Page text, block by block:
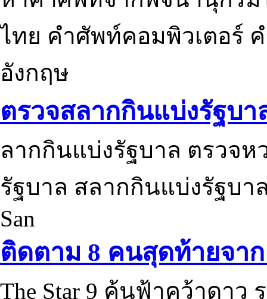
ไทย คำศัพท์คอมพิวเตอร์
อังกฤษ
ตรวจสลากกินแบ่งรัฐบา
ลากกินแบ่งรัฐบาล ตรวจ
รัฐบาล สลากกินแบ่งรัฐบา
San
ติดตาม 8 คนสุดท้ายจาก
The Star 9 ค้นฟ้าคว้าดาว